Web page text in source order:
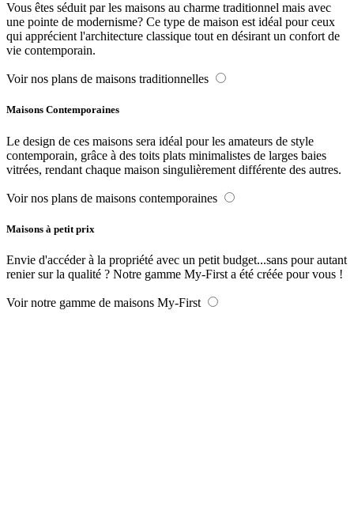
Vous êtes séduit par les maisons au charme traditionnel mais avec
une pointe de modernisme? Ce type de maison est idéal pour ceux
qui apprécient l'architecture classique tout en désirant un confort de
vie contemporain.
Voir nos plans de maisons traditionnelles
Maisons Contemporaines
Le design de ces maisons sera idéal pour les amateurs de style
contemporain, grâce à des toits plats minimalistes de larges baies
vitrées, rendant chaque maison singulièrement différente des autres.
Voir nos plans de maisons contemporaines
Maisons à petit prix
Envie d'accéder à la propriété avec un petit budget...sans pour autant
renier sur la qualité ? Notre gamme My-First a été créée pour vous !
Voir notre gamme de maisons My-First